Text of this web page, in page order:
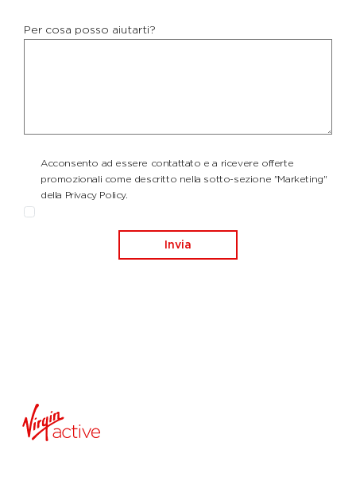
Per cosa posso aiutarti?
Acconsento ad essere contattato e a ricevere offerte
promozionali come descritto nella sotto-sezione "Marketing"
della Privacy Policy.
Invia